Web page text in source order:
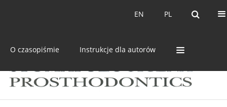
PL
EN PL
EN
O czasopiśmie Instrukcje dla autorów